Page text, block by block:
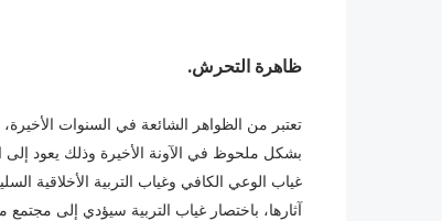
ظاهرة التحرش.
تعتبر من الظواهر الشائعة في السنوات
بشكل ملحوظ في الآونة الأخيرة وذلك يعود إلى
غياب الوعي الكافي وغياب التربية الأخلاقية
آثارها، باختصار غياب التربية سيؤدي إلى